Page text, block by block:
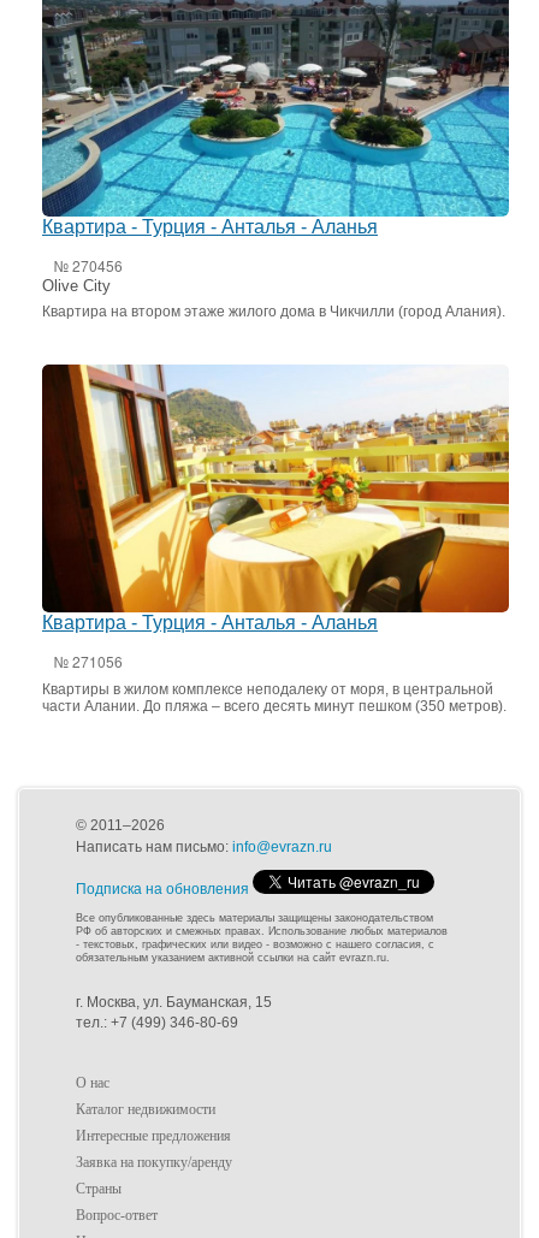
Квартира - Турция - Анталья - Аланья
№ 270456
Olive City
Квартира на втором этаже жилого дома в Чикчилли (город Алания).
Квартира - Турция - Анталья - Аланья
№ 271056
Квартиры в жилом комплексе неподалеку от моря, в центральной
части Алании. До пляжа – всего десять минут пешком (350 метров).
© 2011–2026
Написать нам письмо: info@evrazn.ru
Подписка на обновления
Все опубликованные здесь материалы защищены законодательством
РФ об авторских и смежных правах. Использование любых материалов
- текстовых, графических или видео - возможно с нашего согласия, с
обязательным указанием активной ссылки на сайт evrazn.ru.
г. Москва, ул. Бауманская, 15
тел.: +7 (499) 346-80-69
О нас
Каталог недвижимости
Интересные предложения
Заявка на покупку/аренду
Страны
Вопрос-ответ